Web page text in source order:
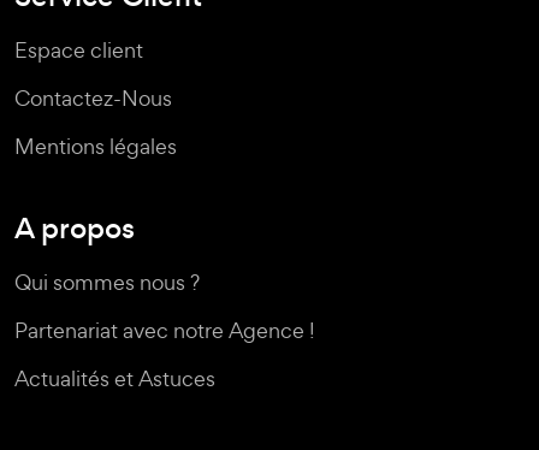
Espace client
Contactez-Nous
Mentions légales
A propos
Qui sommes nous ?
Partenariat avec notre Agence !
Actualités et Astuces